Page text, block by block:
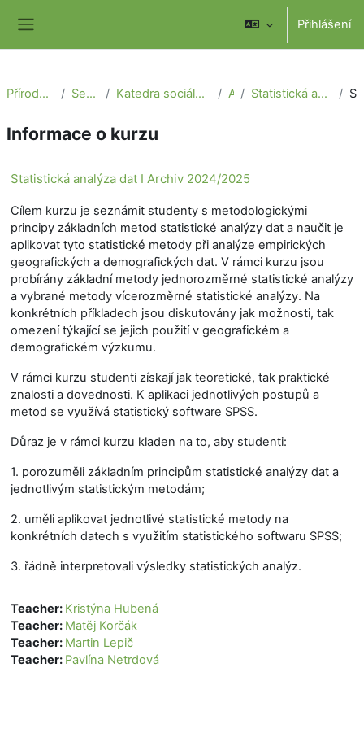
Přihlášení
Přírodovědecká fakulta Sekce geografie Katedra sociální geografie a regionálního rozvoje Archiv Statistická analýza dat I Archiv 2024/2025
Informace o kurzu
Statistická analýza dat I Archiv 2024/2025
Cílem kurzu je seznámit studenty s metodologickými
principy základních metod statistické analýzy dat a naučit je
aplikovat tyto statistické metody při analýze empirických
geografických a demografických dat. V rámci kurzu jsou
probírány základní metody jednorozměrné statistické analýzy
a vybrané metody vícerozměrné statistické analýzy. Na
konkrétních příkladech jsou diskutovány jak možnosti, tak
omezení týkající se jejich použití v geografickém a
demografickém výzkumu.
V rámci kurzu studenti získají jak teoretické, tak praktické
znalosti a dovednosti. K aplikaci jednotlivých postupů a
metod se využívá statistický software SPSS.
Důraz je v rámci kurzu kladen na to, aby studenti:
1. porozuměli základním principům statistické analýzy dat a
jednotlivým statistickým metodám;
2. uměli aplikovat jednotlivé statistické metody na
konkrétních datech s využitím statistického softwaru SPSS;
3. řádně interpretovali výsledky statistických analýz.
Teacher: Kristýna Hubená
Teacher: Matěj Korčák
Teacher: Martin Lepič
Teacher: Pavlína Netrdová